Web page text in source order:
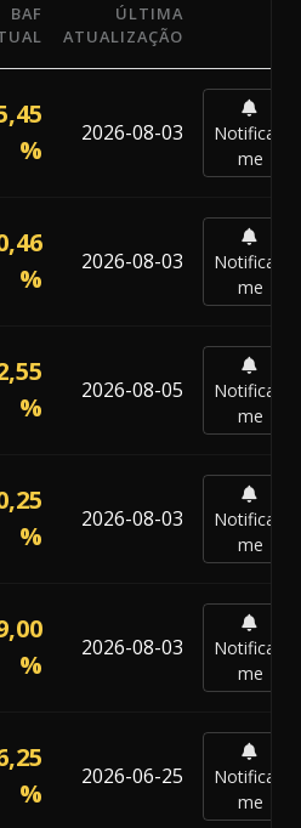
Bunker Adjustment Factor
BAF
ÚLTIMA
ATUALIZAÇÃO
%
2026-08-03
Notificar-
me
%
2026-08-03
Notificar-
me
%
2026-08-05
Notificar-
me
%
2026-08-03
Notificar-
me
%
2026-08-03
Notificar-
me
%
2026-06-25
Notificar-
me